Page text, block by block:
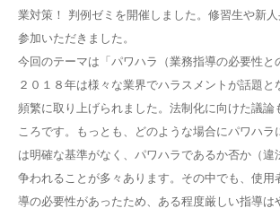
業対策！ 判例ゼミを開催しました。修習生や新
参加いただきました。
今回のテーマは「パワハラ（業務指導の必要性と
２０１８年は様々な業界でハラスメントが話題と
頻繁に取り上げられました。法制化に向けた議論
ころです。もっとも、どのような場合にパワハラ
は明確な基準がなく、パワハラであるか否か（違
争われることが多々あります。その中でも、使用
導の必要性があったため、ある程度厳しい指導は